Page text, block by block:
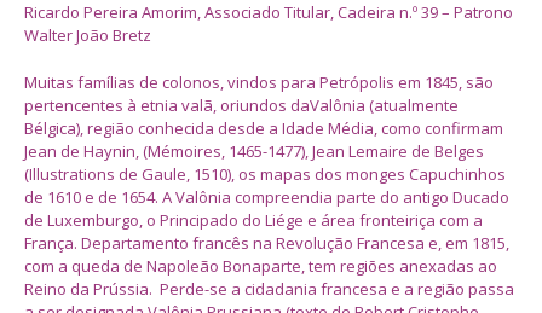
Ricardo Pereira Amorim, Associado Titular, Cadeira n.º 39 – Patrono
Walter João Bretz
Muitas famílias de colonos, vindos para Petrópolis em 1845, são
pertencentes à etnia valã, oriundos daValônia (atualmente
Bélgica), região conhecida desde a Idade Média, como confirmam
Jean de Haynin, (Mémoires, 1465-1477), Jean Lemaire de Belges
(Illustrations de Gaule, 1510), os mapas dos monges Capuchinhos
de 1610 e de 1654. A Valônia compreendia parte do antigo Ducado
de Luxemburgo, o Principado do Liége e área fronteiriça com a
França. Departamento francês na Revolução Francesa e, em 1815,
com a queda de Napoleão Bonaparte, tem regiões anexadas ao
Reino da Prússia. Perde-se a cidadania francesa e a região passa